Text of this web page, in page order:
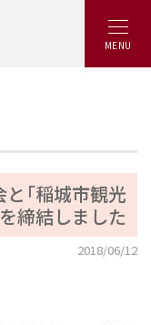
MENU
「稲城市観光
締結しました
2018/06/12